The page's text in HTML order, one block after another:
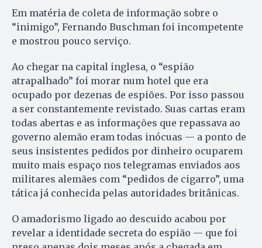
Em matéria de coleta de informação sobre o
“inimigo”, Fernando Buschman foi incompetente
e mostrou pouco serviço.
Ao chegar na capital inglesa, o “espião
atrapalhado” foi morar num hotel que era
ocupado por dezenas de espiões. Por isso passou
a ser constantemente revistado. Suas cartas eram
todas abertas e as informações que repassava ao
governo alemão eram todas inócuas — a ponto de
seus insistentes pedidos por dinheiro ocuparem
muito mais espaço nos telegramas enviados aos
militares alemães com “pedidos de cigarro”, uma
tática já conhecida pelas autoridades britânicas.
O amadorismo ligado ao descuido acabou por
revelar a identidade secreta do espião — que foi